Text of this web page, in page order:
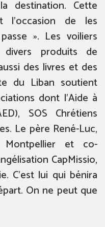
destination. Cette
l’occasion de les
». Les voiliers
produits de
des livres et des
du Liban soutient
dont l’Aide à
SOS Chrétiens
Le père René-Luc,
et co-
CapMissio,
C’est lui qui bénira
On ne peut que